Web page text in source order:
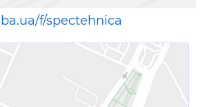
f/spectehnica